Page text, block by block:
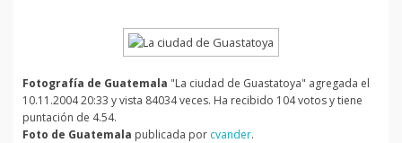
Fotografía de Guatemala "La ciudad de Guastatoya" agregada el
10.11.2004 20:33 y vista 84034 veces. Ha recibido 104 votos y tiene
puntación de 4.54.
Foto de Guatemala publicada por cvander.